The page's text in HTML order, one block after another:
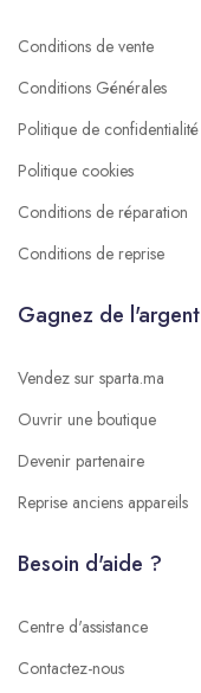
Conditions de vente
Conditions Générales
Politique de confidentialité
Politique cookies
Conditions de réparation
Conditions de reprise
Gagnez de l'argent
Vendez sur sparta.ma
Ouvrir une boutique
Devenir partenaire
Reprise anciens appareils
Besoin d'aide ?
Centre d'assistance
Contactez-nous